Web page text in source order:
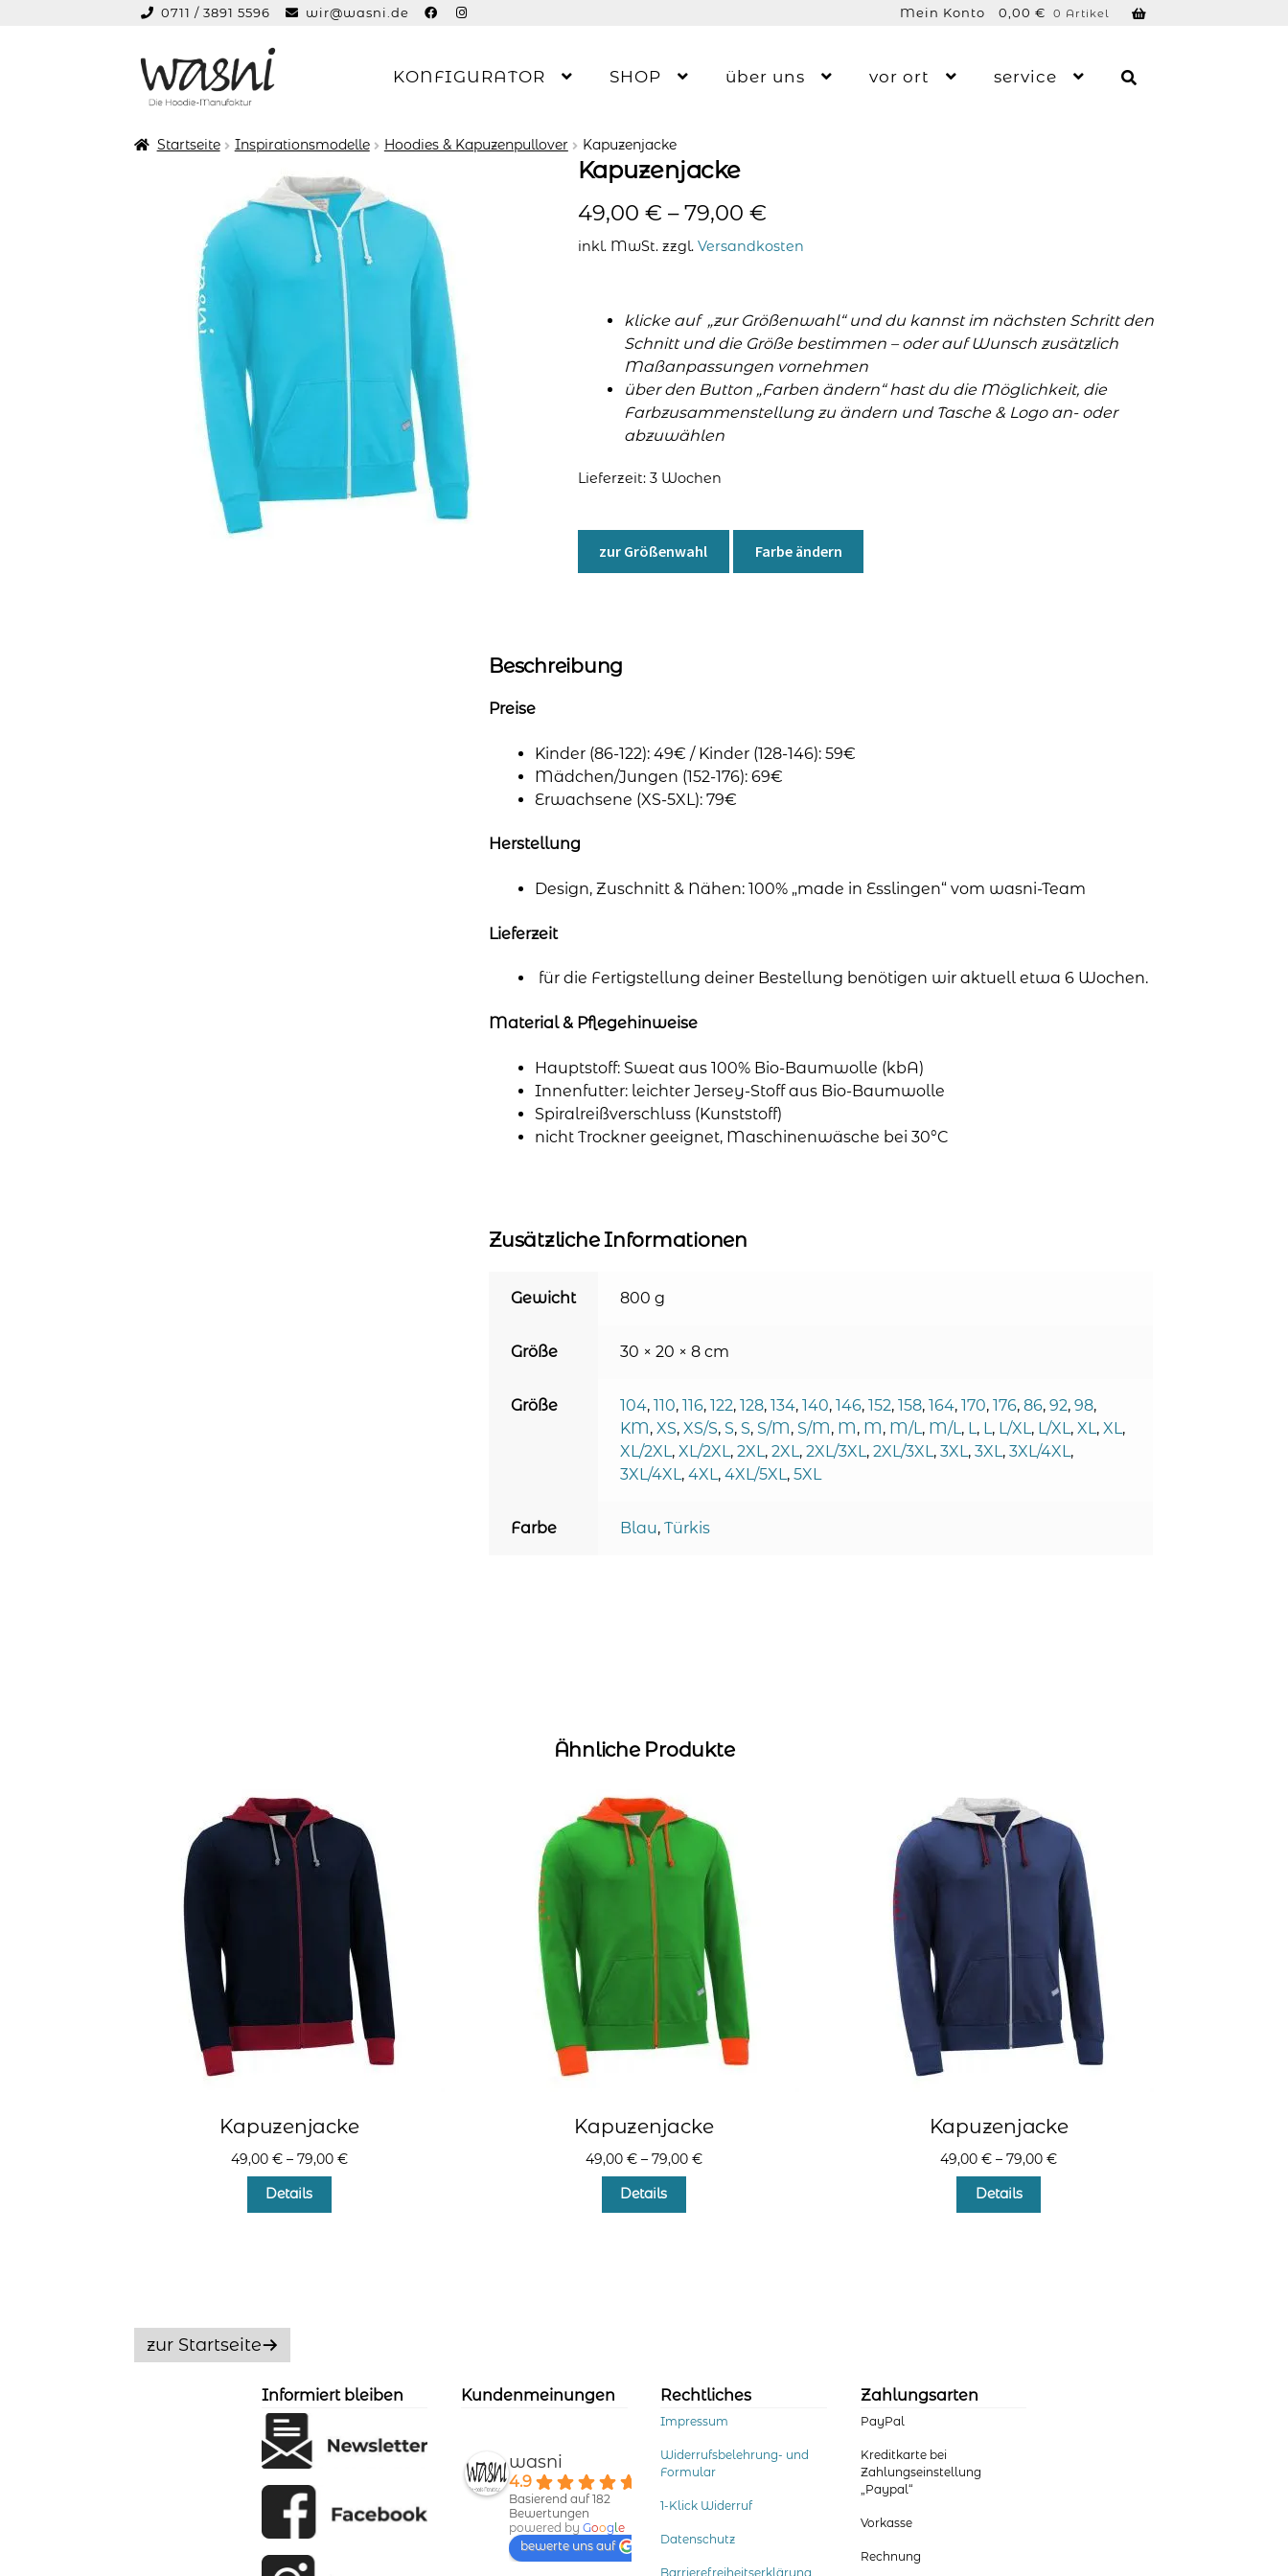
0,00 € 0 Artikel
0711 / 3891 5596 wir@wasni.de Mein Konto
Zur
springen
Zum
springen
KONFIGURATOR SHOP über uns vor ort service
Startseite Inspirationsmodelle Hoodies & Kapuzenpullover Kapuzenjacke
Kapuzenjacke
49,00 € –79,00 €
inkl. MwSt. zzgl. Versandkosten
klicke auf „zur Größenwahl“ und du kannst im nächsten Schritt den
Schnitt und die Größe bestimmen – oder auf Wunsch zusätzlich
Maßanpassungen vornehmen
über den Button „Farben ändern“ hast du die Möglichkeit, die
Farbzusammenstellung zu ändern und Tasche & Logo an- oder
abzuwählen
Lieferzeit: 3 Wochen
zur Größenwahl Farbe ändern
Beschreibung
Preise
Kinder (86-122): 49€ / Kinder (128-146): 59€
Mädchen/Jungen (152-176): 69€
Erwachsene (XS-5XL): 79€
Herstellung
Design, Zuschnitt & Nähen: 100% „made in Esslingen“ vom wasni-Team
Lieferzeit
für die Fertigstellung deiner Bestellung benötigen wir aktuell etwa 6 Wochen.
Material & Pflegehinweise
Hauptstoff: Sweat aus 100% Bio-Baumwolle (kbA)
Innenfutter: leichter Jersey-Stoff aus Bio-Baumwolle
Spiralreißverschluss (Kunststoff)
nicht Trockner geeignet, Maschinenwäsche bei 30°C
Zusätzliche Informationen
Gewicht 800 g
Größe 30 × 20 × 8 cm
Größe 104, 110, 116, 122, 128, 134, 140, 146, 152, 158, 164, 170, 176, 86, 92, 98,
KM, XS, XS/S, S, S, S/M, S/M, M, M, M/L, M/L, L, L, L/XL, L/XL, XL, XL,
XL/2XL, XL/2XL, 2XL, 2XL, 2XL/3XL, 2XL/3XL, 3XL, 3XL, 3XL/4XL,
3XL/4XL, 4XL, 4XL/5XL, 5XL
Farbe Blau, Türkis
Ähnliche Produkte
Kapuzenjacke
49,00 €– 79,00 €
Details
der
Produktseite
werden
Kapuzenjacke
49,00 €– 79,00 €
Details
der
Produktseite
gewählt
werden
Kapuzenjacke
49,00€ –79,00€
Details
zur Startseite
Informiert bleiben Kundenmeinungen
wasni
4.9
Basierend auf 182
Bewertungen
powered byGoogle
bewerte uns auf
Rechtliches
Impressum
Widerrufsbelehrung- und
Formular
1-Klick Widerruf
Datenschutz
Barrierefreiheitserklärung
Zahlungsarten
PayPal
Kreditkarte bei
Zahlungseinstellung
„Paypal“
Vorkasse
Rechnung